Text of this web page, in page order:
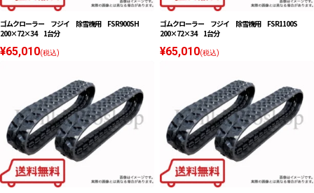
ゴムクローラー フジイ 除雪機用 FSR900SH
200×72×34 1台分
¥65,010(税込)
ゴムクローラー フジイ 除雪機用 FSR1100S
200×72×34 1台分
¥65,010(税込)